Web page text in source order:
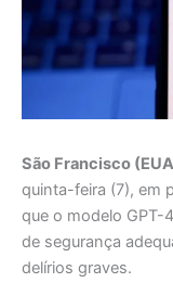
São Francisco
quinta-feira (7), em
que o modelo GPT-
de segurança
delírios graves.